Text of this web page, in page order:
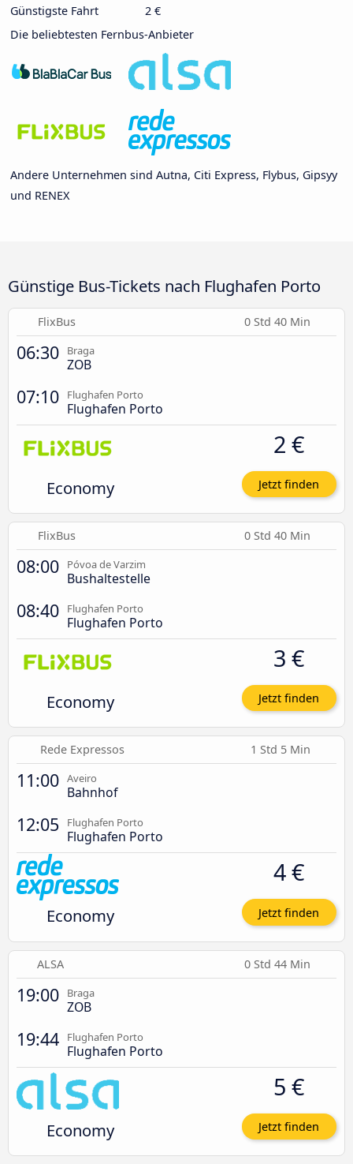
Günstigste Fahrt
2 €
Die beliebtesten Fernbus-Anbieter
Andere Unternehmen sind Autna, Citi Express, Flybus, Gipsyy
und RENEX
Günstige Bus-Tickets nach Flughafen Porto
FlixBus 0 Std 40 Min
06:30 Braga
ZOB
07:10 Flughafen Porto
Flughafen Porto
Economy
2 €
Jetzt finden
FlixBus 0 Std 40 Min
08:00 Póvoa de Varzim
Bushaltestelle
08:40 Flughafen Porto
Flughafen Porto
Economy
3 €
Jetzt finden
Rede Expressos 1 Std 5 Min
11:00 Aveiro
Bahnhof
12:05 Flughafen Porto
Flughafen Porto
Economy
4 €
Jetzt finden
ALSA 0 Std 44 Min
19:00 Braga
ZOB
19:44 Flughafen Porto
Flughafen Porto
Economy
5 €
Jetzt finden